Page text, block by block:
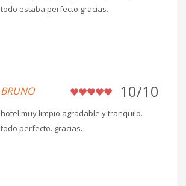
todo estaba perfecto.gracias.
BRUNO 10/10
hotel muy limpio agradable y tranquilo.
todo perfecto. gracias.